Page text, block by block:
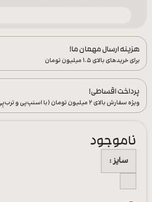
هزینه ارسال مهمان ما!
برای خریدهای بالای ۱.۵ میلیون تومان
پرداخت اقساطی!
ویژه سفارش‌ بالای ۲ میلیون تومان (با اسنپ‌پی و ترب‌پِی)
ناموجود
سایز